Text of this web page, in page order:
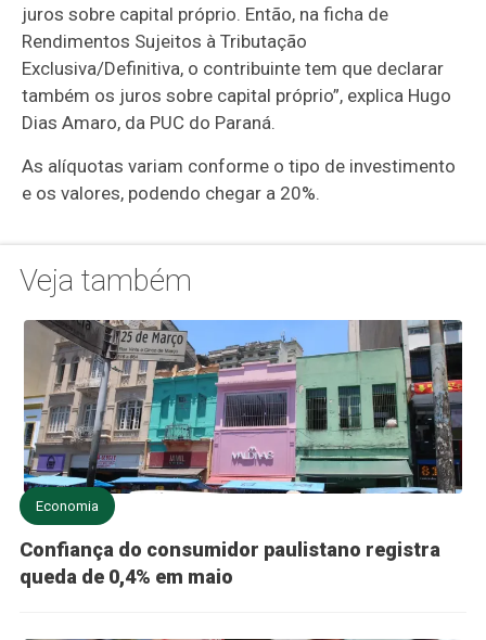
juros sobre capital próprio. Então, na ficha de
Rendimentos Sujeitos à Tributação
Exclusiva/Definitiva, o contribuinte tem que declarar
também os juros sobre capital próprio”, explica Hugo
Dias Amaro, da PUC do Paraná.
As alíquotas variam conforme o tipo de investimento
e os valores, podendo chegar a 20%.
Veja também
Economia
Confiança do consumidor paulistano registra
queda de 0,4% em maio